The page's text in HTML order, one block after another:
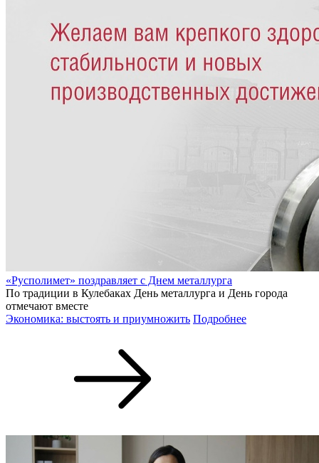
«Русполимет» поздравляет с Днем металлурга
По традиции в Кулебаках День металлурга и День города
отмечают вместе
Экономика: выстоять и приумножить Подробнее